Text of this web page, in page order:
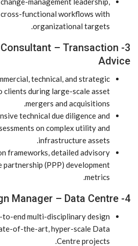
functional workflows with
organizational targets.
Consultant – Transaction
Advice
technical, and strategic
clients during large-scale asset
mergers and acquisitions.
technical due diligence and
on complex utility and
infrastructure assets.
frameworks, detailed advisory
(PPP) development
metrics.
4- Design Manager – Data Centre
to-end multi-disciplinary design
of-the-art, hyper-scale Data
Centre projects.